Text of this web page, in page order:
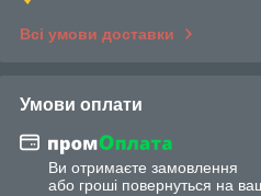
Всі умови доставки
Умови оплати
Ви отримаєте замовлення
або гроші повернуться на